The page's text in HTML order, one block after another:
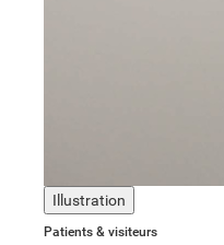
Illustration
Patients & visiteurs